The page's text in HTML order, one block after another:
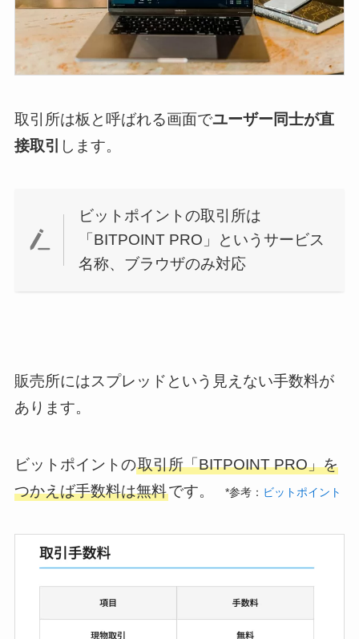
取引所は板と呼ばれる画面でユーザー同士が直
接取引 します。
ビットポイントの取引所は
「BITPOINT PRO」というサービス
名称、ブラウザのみ対応
販売所にはスプレッドという見えない手数料が
あります。
ビットポイントの取引所「BITPOINT PRO」を
つかえば手数料は無料です。 *参考： ビットポイント